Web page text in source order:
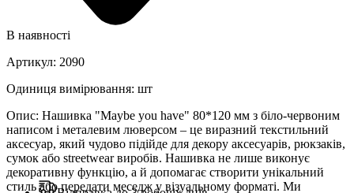
В наявності
Артикул: 2090
Одиниця вимірювання: шт
Опис: Нашивка "Maybe you have" 80*120 мм з біло-червоним
написом і металевим люверсом – це виразний текстильний
аксесуар, який чудово підійде для декору аксесуарів, рюкзаків,
сумок або streetwear виробів. Нашивка не лише виконує
декоративну функцію, а й допомагає створити унікальний
стиль або передати меседж у візуальному форматі. Ми